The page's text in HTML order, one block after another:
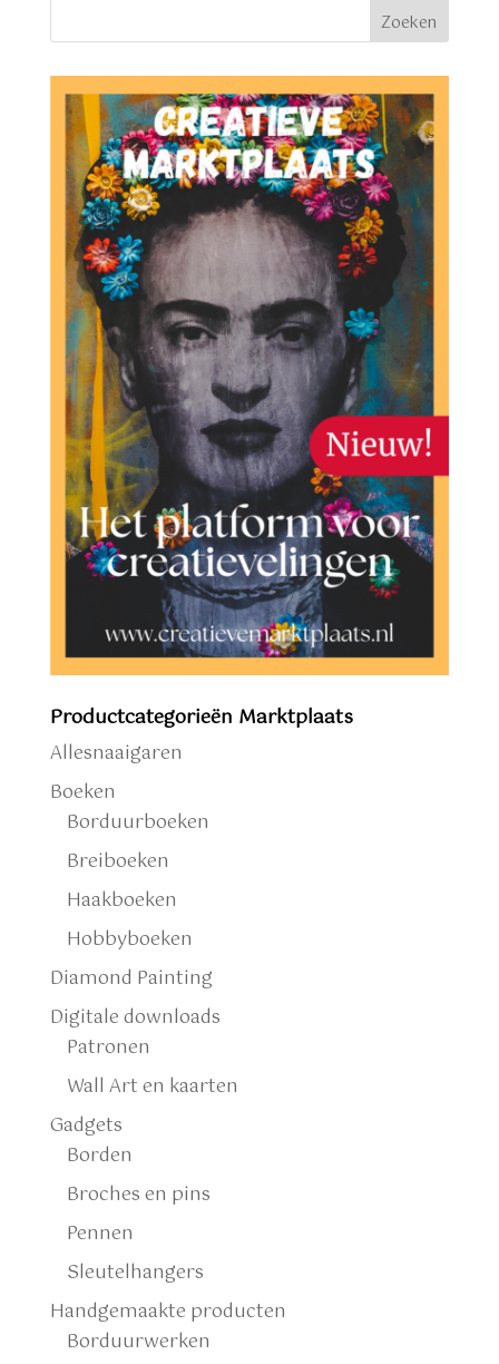
Zoeken
Productcategorieën Marktplaats
Allesnaaigaren
Boeken
Borduurboeken
Breiboeken
Haakboeken
Hobbyboeken
Diamond Painting
Digitale downloads
Patronen
Wall Art en kaarten
Gadgets
Borden
Broches en pins
Pennen
Sleutelhangers
Handgemaakte producten
Borduurwerken